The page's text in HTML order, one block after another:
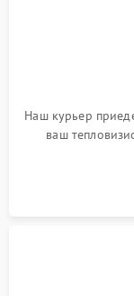
Наш курьер
ваш